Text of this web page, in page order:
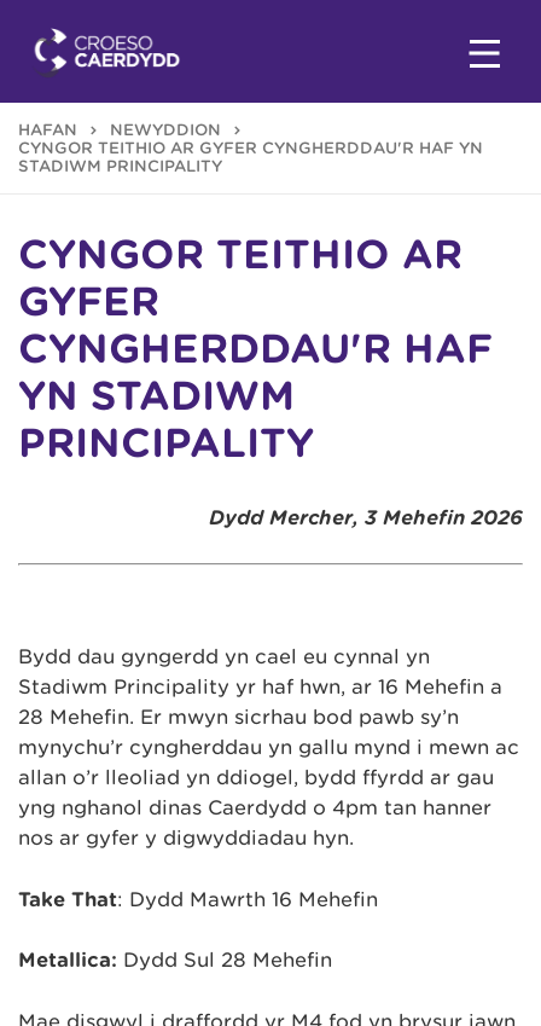
HAFAN
NEWYDDION
CYNGOR TEITHIO AR GYFER CYNGHERDDAU'R HAF YN
STADIWM PRINCIPALITY
CYNGOR TEITHIO AR
GYFER
CYNGHERDDAU'R HAF
YN STADIWM
PRINCIPALITY
Dydd Mercher, 3 Mehefin 2026
Bydd dau gyngerdd yn cael eu cynnal yn
Stadiwm Principality yr haf hwn, ar 16 Mehefin a
28 Mehefin. Er mwyn sicrhau bod pawb sy’n
mynychu’r cyngherddau yn gallu mynd i mewn ac
allan o’r lleoliad yn ddiogel, bydd ffyrdd ar gau
yng nghanol dinas Caerdydd o 4pm tan hanner
nos ar gyfer y digwyddiadau hyn.
Take That: Dydd Mawrth 16 Mehefin
Metallica: Dydd Sul 28 Mehefin